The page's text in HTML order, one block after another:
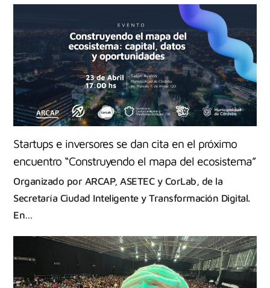
Startups e inversores se dan cita en el próximo
encuentro “Construyendo el mapa del ecosistema”
Organizado por ARCAP, ASETEC y CorLab, de la
Secretaría Ciudad Inteligente y Transformación Digital.
En…